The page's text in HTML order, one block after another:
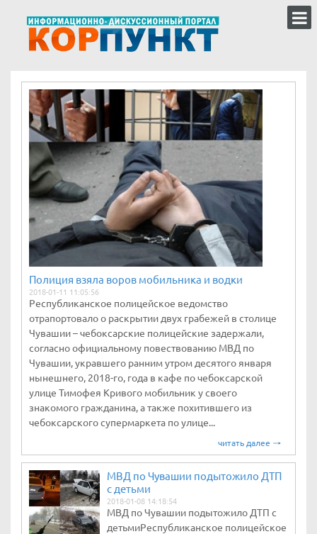
Полиция взяла воров мобильника и водки
2018-01-11 11:05:56
Республиканское полицейское ведомство
отрапортовало о раскрытии двух грабежей в столице
Чувашии – чебоксарские полицейские задержали,
согласно официальному повествованию МВД по
Чувашии, укравшего ранним утром десятого января
нынешнего, 2018-го, года в кафе по чебоксарской
улице Тимофея Кривого мобильник у своего
знакомого гражданина, а также похитившего из
чебоксарского супермаркета по улице...
читать далее
МВД по Чувашии подытожило ДТП
с детьми
2018-01-08 14:18:54
МВД по Чувашии подытожило ДТП с
детьмиРеспубликанское полицейское